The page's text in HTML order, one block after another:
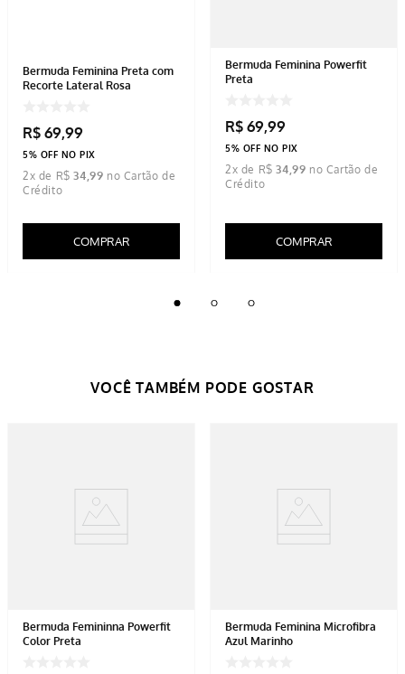
Bermuda Feminina Preta com
Recorte Lateral Rosa
R$ 69,99
5% OFF NO PIX
2x de R$ 34 ,99
COMPRAR
Bermuda Feminina Powerfit
Preta
R$ 69,99
5% OFF NO PIX
2x de R$ 34 ,99
COMPRAR
Bermuda Femininna Powerfit
Color Preta
Bermuda Feminina Microfibra
Azul Marinho